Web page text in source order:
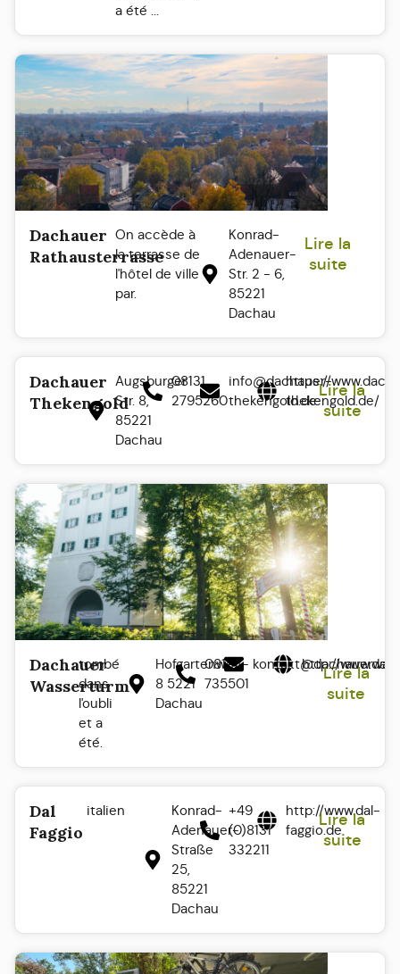
a été ...
Dachauer
Rathausterrasse
On accède à
la terrasse de
l'hôtel de ville
par.
Konrad-
Adenauer-
Str. 2 - 6,
85221
Dachau
Lire la
suite
Dachauer
Thekengold
Augsburger
Str. 8,
85221
Dachau
08131
2795260
info@dachauer-
thekengold.de
https://
thekengold.de/
Lire la
suite
Dachauer
Wasserturm
tombé
dans
l'oubli
et a
été.
Hofgartenweg
8 5221
Dachau
08131 -
735501
http://Lire la
suite
Dal
Faggio
italien
Konrad-
Adenauer-
Straße
25,
85221
Dachau
+49
(0)8131
332211
http://www.dal-
faggio.de
Lire la
suite